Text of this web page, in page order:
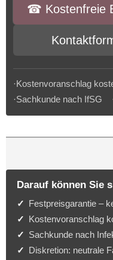
☎︎ Kostenfreie
·Kostenvoranschlag
·Sachkunde nach IfSG
Darauf können Sie
Festpreisgarantie –
Kostenvoranschlag
Sachkunde nach
Diskretion: neutrale